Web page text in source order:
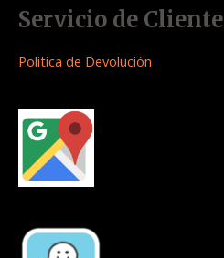
Servicio de Cliente
Politica de Devolución